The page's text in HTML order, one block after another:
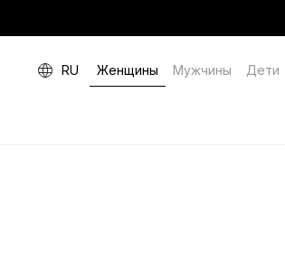
RU Женщины Мужчины Дети